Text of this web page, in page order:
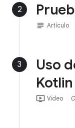
2
subject Artículo
3
Uso
ondemand_video Video